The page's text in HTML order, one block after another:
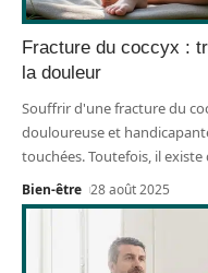
Fracture du coccyx :
la douleur
Souffrir d'une fracture du
douloureuse et
touchées. Toutefois, il
Bien-être 28 août 2025